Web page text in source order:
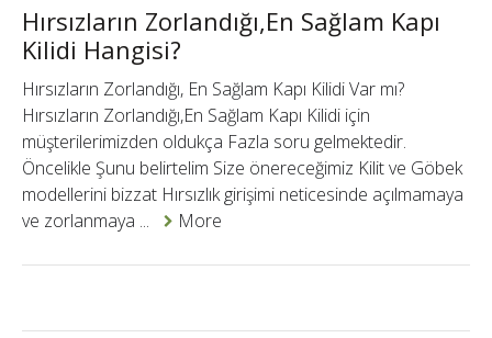
Hırsızların Zorlandığı,En Sağlam Kapı
Kilidi Hangisi?
Hırsızların Zorlandığı, En Sağlam Kapı Kilidi Var mı?
Hırsızların Zorlandığı,En Sağlam Kapı Kilidi için
müşterilerimizden oldukça Fazla soru gelmektedir.
Öncelikle Şunu belirtelim Size önereceğimiz Kilit ve Göbek
modellerini bizzat Hırsızlık girişimi neticesinde açılmamaya
ve zorlanmaya ...
More